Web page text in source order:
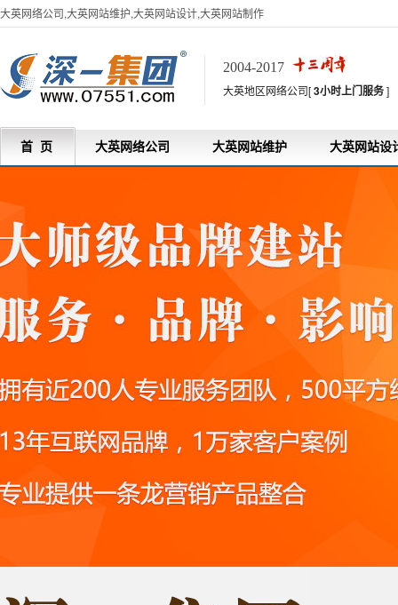
大英网络公司,大英网站维护,大英网站设计,大英网站制作
2004-2017
大英地区网络公司[3小时上门服务]
首 页 大英网络公司 大英网站维护 大英网站设